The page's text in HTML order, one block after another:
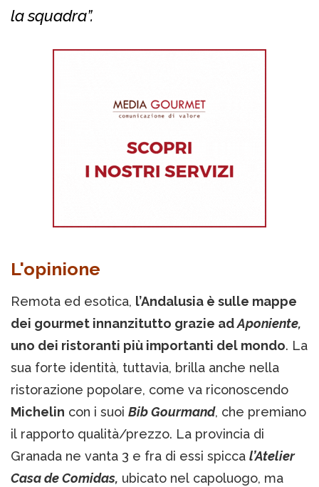
la squadra”.
L'opinione
Remota ed esotica, l’Andalusia è sulle mappe
dei gourmet innanzitutto grazie adAponiente,
uno dei ristoranti più importanti del mondo. La
sua forte identità, tuttavia, brilla anche nella
ristorazione popolare, come va riconoscendo
Michelin con i suoi Bib Gourmand, che premiano
il rapporto qualità/prezzo. La provincia di
Granada ne vanta 3 e fra di essi spicca l’Atelier
Casa de Comidas, ubicato nel capoluogo, ma